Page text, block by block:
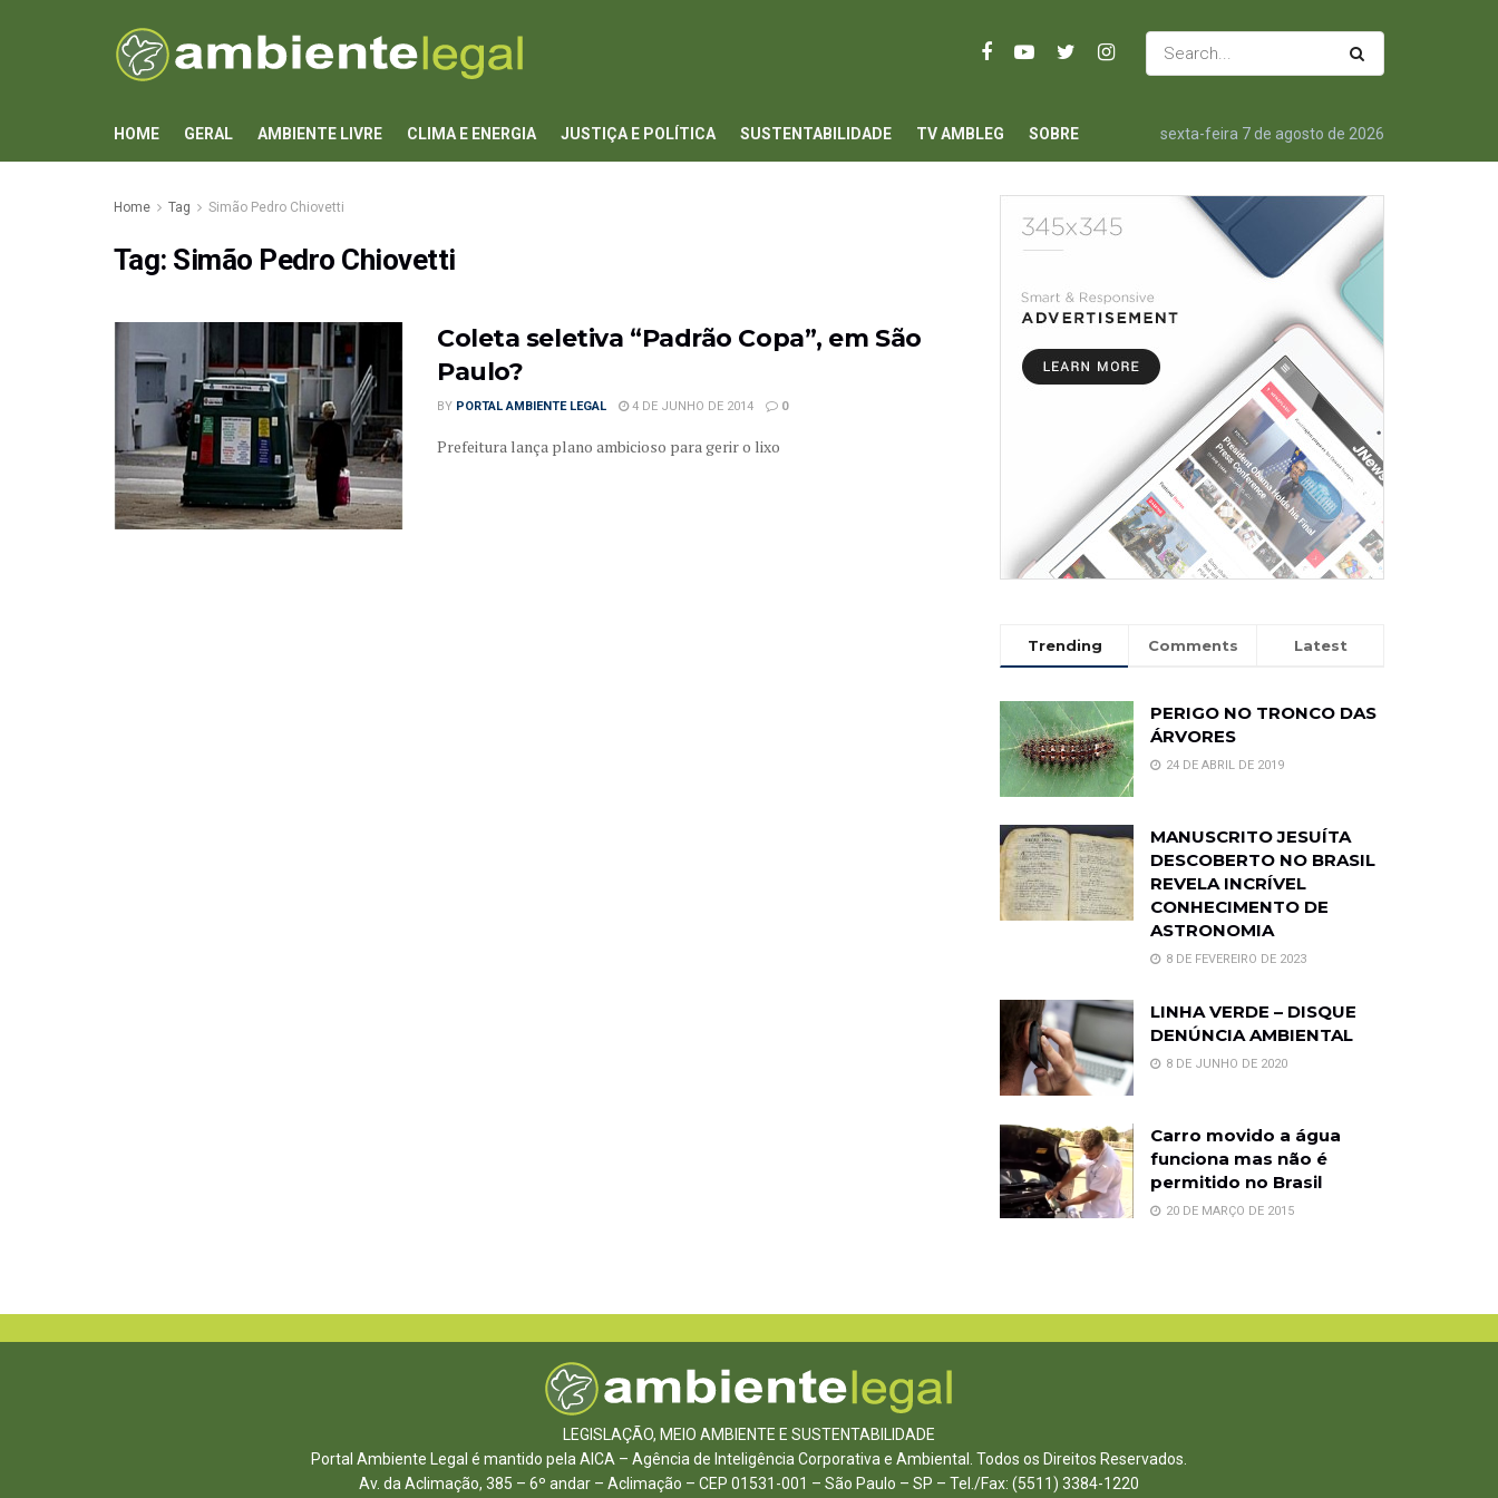
HOME GERAL AMBIENTE LIVRE CLIMA E ENERGIA JUSTIÇA E POLÍTICA SUSTENTABILIDADE TV AMBLEG SOBRE sexta-feira 7 de agosto de 2026
Home Tag Simão Pedro Chiovetti
Tag: Simão Pedro Chiovetti
Coleta seletiva “Padrão Copa”, em São
Paulo?
BY PORTAL AMBIENTE LEGAL 4 DE JUNHO DE 2014 0
Prefeitura lança plano ambicioso para gerir o lixo
Trending Comments Latest
PERIGO NO TRONCO DAS
ÁRVORES
24 DE ABRIL DE 2019
MANUSCRITO JESUÍTA
DESCOBERTO NO BRASIL
REVELA INCRÍVEL
CONHECIMENTO DE
ASTRONOMIA
8 DE FEVEREIRO DE 2023
LINHA VERDE – DISQUE
DENÚNCIA AMBIENTAL
8 DE JUNHO DE 2020
Carro movido a água
funciona mas não é
permitido no Brasil
20 DE MARÇO DE 2015
LEGISLAÇÃO, MEIO AMBIENTE E SUSTENTABILIDADE
Portal Ambiente Legal é mantido pela AICA – Agência de Inteligência Corporativa e Ambiental. Todos os Direitos Reservados.
Av. da Aclimação, 385 – 6º andar – Aclimação – CEP 01531-001 – São Paulo – SP – Tel./Fax: (5511) 3384-1220